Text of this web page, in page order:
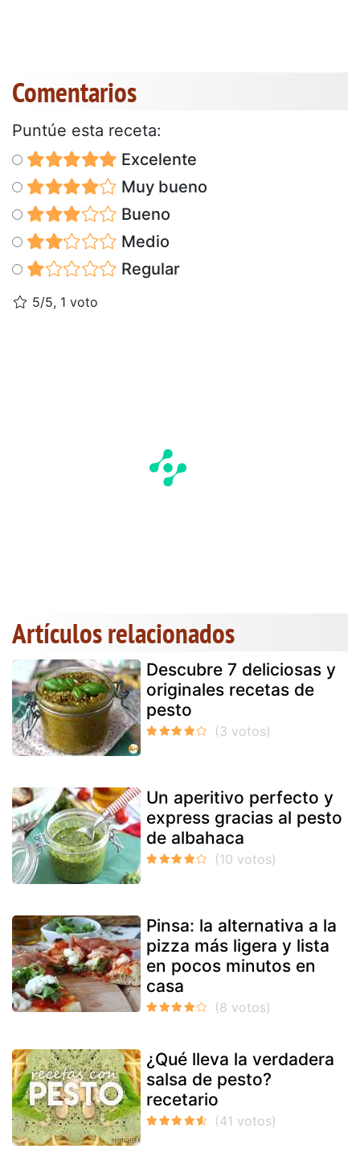
Comentarios
Puntúe esta receta:
Excelente
Muy bueno
Bueno
Medio
Regular
5/5, 1 voto
Artículos relacionados
Descubre 7 deliciosas y
originales recetas de
pesto
Un aperitivo perfecto y
express gracias al pesto
de albahaca
Pinsa: la alternativa a la
pizza más ligera y lista
en pocos minutos en
casa
¿Qué lleva la verdadera
salsa de pesto?
recetario